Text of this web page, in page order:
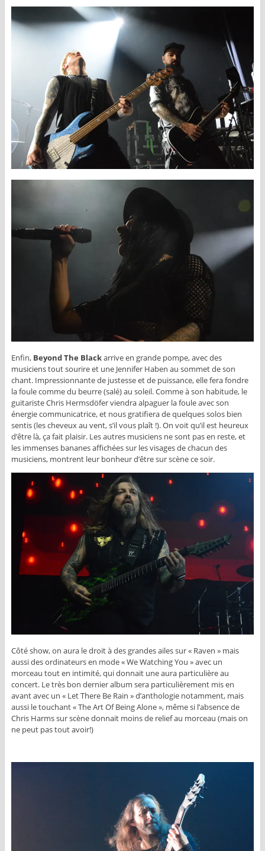
Enfin, Beyond The Blackarrive en grande pompe, avec des
musiciens tout sourire et une Jennifer Haben au sommet de son
chant. Impressionnante de justesse et de puissance, elle fera fondre
la foule comme du beurre (salé) au soleil. Comme à son habitude, le
guitariste Chris Hermsdöfer viendra alpaguer la foule avec son
énergie communicatrice, et nous gratifiera de quelques solos bien
sentis (les cheveux au vent, s’il vous plaît !). On voit qu’il est heureux
d’être là, ça fait plaisir. Les autres musiciens ne sont pas en reste, et
les immenses bananes affichées sur les visages de chacun des
musiciens, montrent leur bonheur d’être sur scène ce soir.
Côté show, on aura le droit à des grandes ailes sur « Raven » mais
aussi des ordinateurs en mode « We Watching You » avec un
morceau tout en intimité, qui donnait une aura particulière au
concert. Le très bon dernier album sera particulièrement mis en
avant avec un « Let There Be Rain » d’anthologie notamment, mais
aussi le touchant « The Art Of Being Alone », même si l’absence de
Chris Harms sur scène donnait moins de relief au morceau (mais on
ne peut pas tout avoir!)